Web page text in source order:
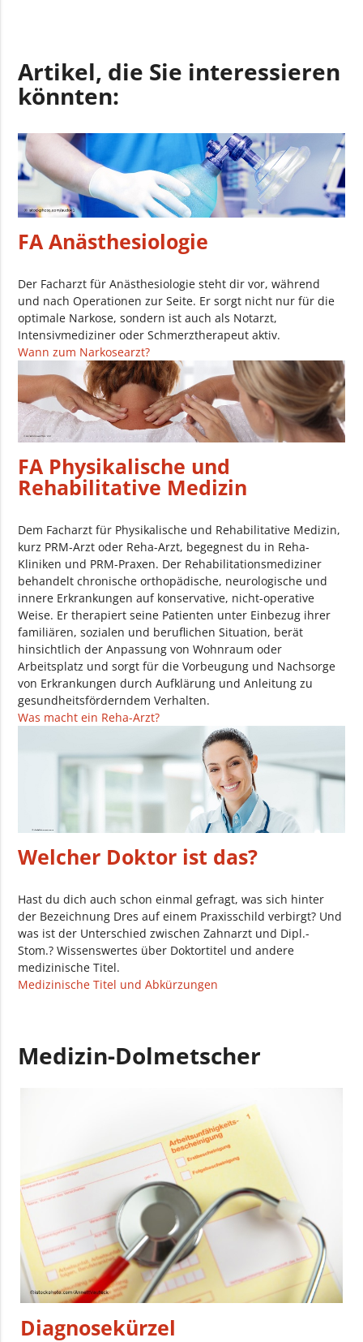
Artikel, die Sie interessieren
könnten:
FA Anästhesiologie
Der Facharzt für Anästhesiologie steht dir vor, während
und nach Operationen zur Seite. Er sorgt nicht nur für die
optimale Narkose, sondern ist auch als Notarzt,
Intensivmediziner oder Schmerztherapeut aktiv.
Wann zum Narkosearzt?
FA Physikalische und
Rehabilitative Medizin
Dem Facharzt für Physikalische und Rehabilitative Medizin,
kurz PRM-Arzt oder Reha-Arzt, begegnest du in Reha-
Kliniken und PRM-Praxen. Der Rehabilitationsmediziner
behandelt chronische orthopädische, neurologische und
innere Erkrankungen auf konservative, nicht-operative
Weise. Er therapiert seine Patienten unter Einbezug ihrer
familiären, sozialen und beruflichen Situation, berät
hinsichtlich der Anpassung von Wohnraum oder
Arbeitsplatz und sorgt für die Vorbeugung und Nachsorge
von Erkrankungen durch Aufklärung und Anleitung zu
gesundheitsförderndem Verhalten.
Was macht ein Reha-Arzt?
Welcher Doktor ist das?
Hast du dich auch schon einmal gefragt, was sich hinter
der Bezeichnung Dres auf einem Praxisschild verbirgt? Und
was ist der Unterschied zwischen Zahnarzt und Dipl.-
Stom.? Wissenswertes über Doktortitel und andere
medizinische Titel.
Medizinische Titel und Abkürzungen
Medizin-Dolmetscher
Diagnosekürzel